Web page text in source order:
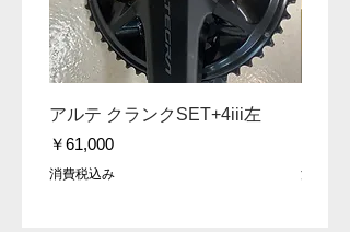
アルテ クランクSET+4iii左
価格
￥61,000
消費税込み 消費税込